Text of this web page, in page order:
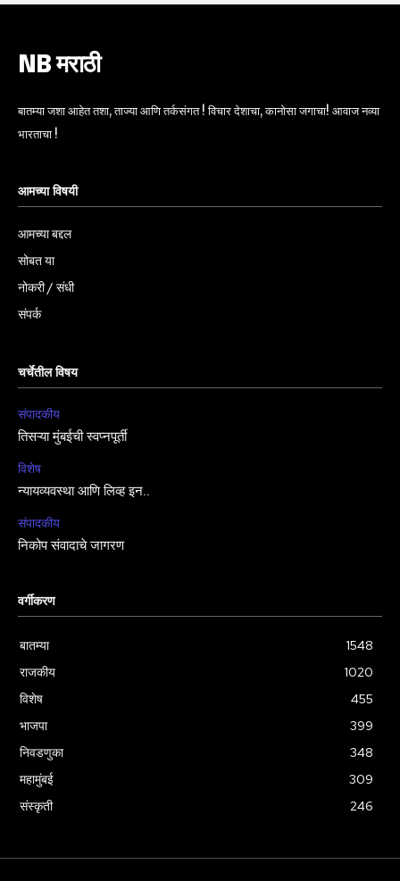
NB मराठी
बातम्या जशा आहेत तशा, ताज्या आणि तर्कसंगत ! विचार देशाचा, कानोसा जगाचा! आवाज नव्या
भारताचा !
आमच्या विषयी
आमच्या बद्दल
सोबत या
नोकरी / संधी
संपर्क
चर्चेतील विषय
संपादकीय
तिसऱ्या मुंबईची स्वप्नपूर्ती
विशेष
न्यायव्यवस्था आणि लिव्ह इन..
संपादकीय
निकोप संवादाचे जागरण
वर्गीकरण
बातम्या
1548
राजकीय
1020
विशेष
455
भाजपा
399
निवडणुका
348
महामुंबई
309
संस्कृती
246